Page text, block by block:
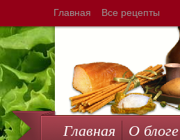
Главная Все рецепты
Главная О блоге